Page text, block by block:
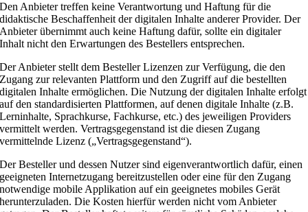
Den Anbieter treffen keine Verantwortung und Haftung für die
didaktische Beschaffenheit der digitalen Inhalte anderer Provider. Der
Anbieter übernimmt auch keine Haftung dafür, sollte ein digitaler
Inhalt nicht den Erwartungen des Bestellers entsprechen.
Der Anbieter stellt dem Besteller Lizenzen zur Verfügung, die den
Zugang zur relevanten Plattform und den Zugriff auf die bestellten
digitalen Inhalte ermöglichen. Die Nutzung der digitalen Inhalte erfolgt
auf den standardisierten Plattformen, auf denen digitale Inhalte (z.B.
Lerninhalte, Sprachkurse, Fachkurse, etc.) des jeweiligen Providers
vermittelt werden. Vertragsgegenstand ist die diesen Zugang
vermittelnde Lizenz („Vertragsgegenstand“).
Der Besteller und dessen Nutzer sind eigenverantwortlich dafür, einen
geeigneten Internetzugang bereitzustellen oder eine für den Zugang
notwendige mobile Applikation auf ein geeignetes mobiles Gerät
herunterzuladen. Die Kosten hierfür werden nicht vom Anbieter